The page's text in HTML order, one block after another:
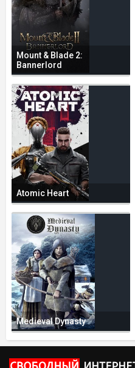
Mount & Blade 2:
Bannerlord
Atomic Heart
Medieval Dynasty